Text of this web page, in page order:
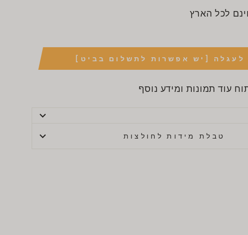
לכל הארץ
לעגלה [יש אפשרות לתשלום בביט]
עוד תמונות ומידע נוסף
טבלת מידות לחולצות